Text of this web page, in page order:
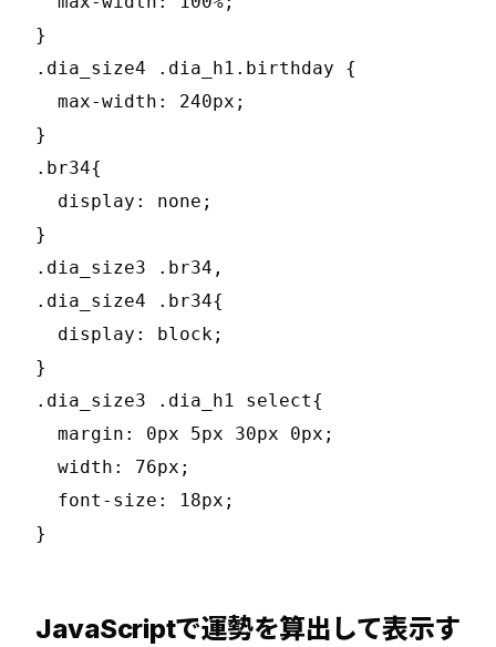
}
.dia_size4 .dia_h1.birthday {
  max-width: 240px;
}
.br34{
  display: none;
}
.dia_size3 .br34,
.dia_size4 .br34{
  display: block;
}
.dia_size3 .dia_h1 select{
  margin: 0px 5px 30px 0px;
  width: 76px;
  font-size: 18px;
}
JavaScriptで運勢を算出して表示す